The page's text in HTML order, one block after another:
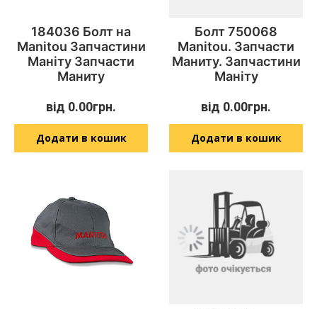
184036 Болт на
Manitou Запчастини
Маніту Запчасти
Маниту
від 0.00грн.
Додати в кошик
Болт 750068
Manitou. Запчасти
Маниту. Запчастини
Маніту
від 0.00грн.
Додати в кошик